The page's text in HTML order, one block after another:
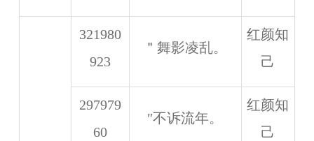
321980
923
＂舞影凌乱。
红颜知
己
297979
60
″不诉流年。
红颜知
己